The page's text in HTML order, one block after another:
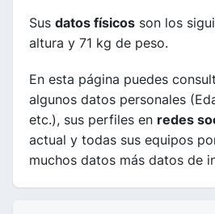
Sus datos físicos son los
altura y 71 kg de peso.
En esta página puedes
algunos datos personales
etc.), sus perfiles en redes
actual y todas sus equipos
muchos datos más datos de